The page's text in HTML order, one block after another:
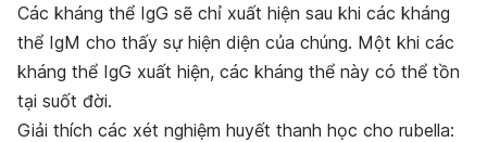
Các kháng thể IgG sẽ chỉ xuất hiện sau khi các kháng
thể IgM cho thấy sự hiện diện của chúng. Một khi các
kháng thể IgG xuất hiện, các kháng thể này có thể tồn
tại suốt đời.
Giải thích các xét nghiệm huyết thanh học cho rubella: